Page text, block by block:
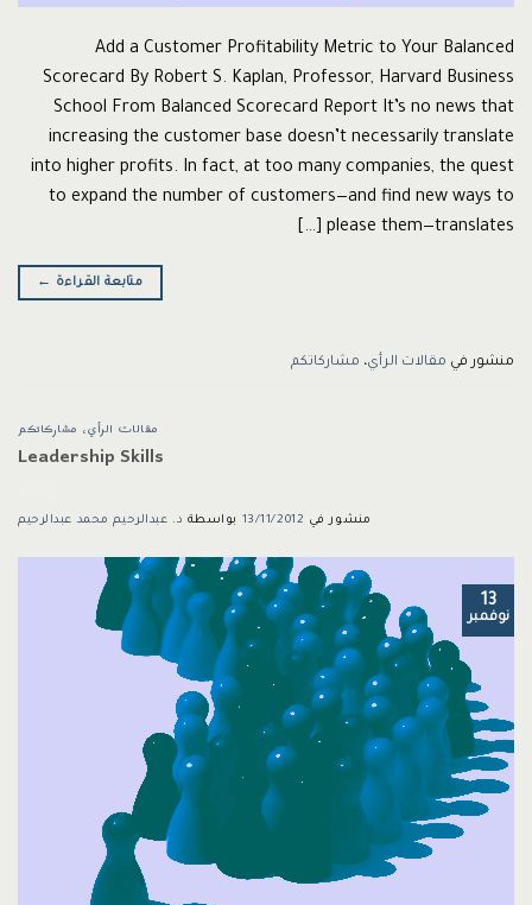
Add a Customer Profitability Metric to Your Balanced
Scorecard By Robert S. Kaplan, Professor, Harvard Business
School From Balanced Scorecard Report It’s no news that
increasing the customer base doesn’t necessarily translate
into higher profits. In fact, at too many companies, the quest
to expand the number of customers—and find new ways to
please them—translates […]
متابعة القراءة ←
منشور في مقالات الرأي، مشاركاتكم
مقالات الرأي، مشاركاتكم
Leadership Skills
منشور في 13/11/2012 بواسطة د. عبدالرحيم محمد عبدالرحيم
13
نوفمبر